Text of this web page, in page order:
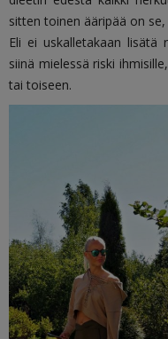
sitten toinen ääripää on
Eli ei uskalletakaan lisätä
siinä mielessä riski
tai toiseen.